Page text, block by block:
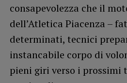
consapevolezza che il
dell’Atletica Piacenza –
determinati, tecnici
instancabile corpo di
pieni giri verso i prossimi